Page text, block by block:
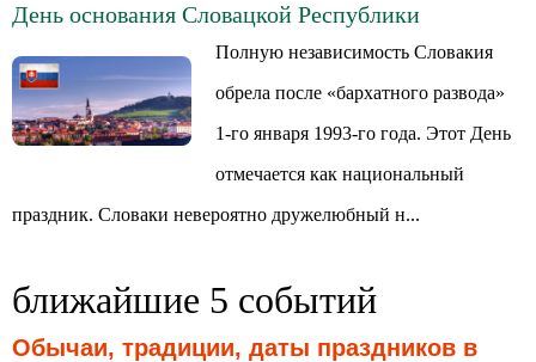
День основания Словацкой Республики
Полную независимость Словакия
обрела после «бархатного развода»
1-го января 1993-го года. Этот День
отмечается как национальный
праздник. Словаки невероятно дружелюбный н...
ближайшие 5 событий
Обычаи, традиции, даты праздников в